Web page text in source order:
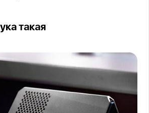
такая